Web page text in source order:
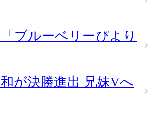
ブルーベリーぴより
が決勝進出 兄妹Vへ